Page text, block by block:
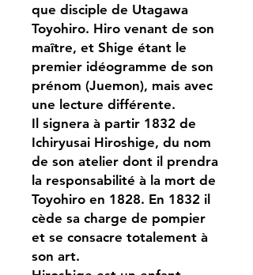
que disciple de Utagawa
Toyohiro. Hiro venant de son
maître, et Shige étant le
premier idéogramme de son
prénom (Juemon), mais avec
une lecture différente.
Il signera à partir 1832 de
Ichiryusai Hiroshige, du nom
de son atelier dont il prendra
la responsabilité à la mort de
Toyohiro en 1828. En 1832 il
cède sa charge de pompier
et se consacre totalement à
son art.